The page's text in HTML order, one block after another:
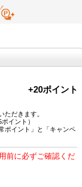
+20ポイント
ただきます。
イント）
ポイント」と「キャンペ
前に必ずご確認くだ